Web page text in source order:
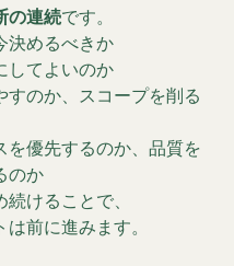
の連続です。
決めるべきか
してよいのか
すのか、スコープを削る
を優先するのか、品質を
のか
けることで、
前に進みます。